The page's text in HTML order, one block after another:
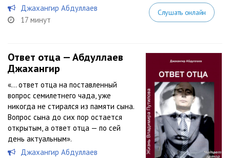
Джахангир Абдуллаев
17 минут
Слушать онлайн
Ответ отца — Абдуллаев
Джахангир
«… ответ отца на поставленный
вопрос семилетнего чада, уже
никогда не стирался из памяти сына.
Вопрос сына до сих пор остается
открытым, а ответ отца — по сей
день актуальным».
Джахангир Абдуллаев